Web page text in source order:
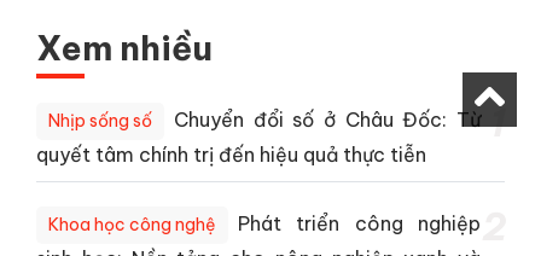
Xem nhiều
Nhịp sống số
Chuyển đổi số ở Châu Đốc: Từ
quyết tâm chính trị đến hiệu quả thực tiễn
1
Khoa học công nghệ
Phát triển công nghiệp